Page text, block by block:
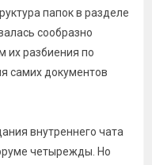
папок в разделе
сообразно
их разбиения по
самих документов
внутреннего чата
четырежды. Но